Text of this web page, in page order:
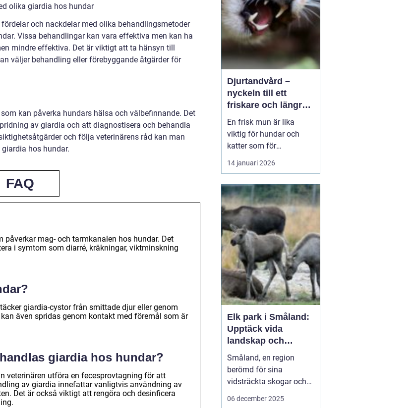
olika giardia hos hundar
och nackdelar med olika behandlingsmetoder
Vissa behandlingar kan vara effektiva men kan ha
mindre effektiva. Det är viktigt att ta hänsyn till
väljer behandling eller förebyggande åtgärder för
kan påverka hundars hälsa och välbefinnande. Det
av giardia och att diagnostisera och behandla
och följa veterinärens råd kan man
hos hundar.
FAQ
mag- och tarmkanalen hos hundar. Det
i symtom som diarré, kräkningar, viktminskning
giardia-cystor från smittade djur eller genom
även spridas genom kontakt med föremål som är
giardia hos hundar?
veterinären utföra en fecesprovtagning för att
av giardia innefattar vanligtvis användning av
Det är också viktigt att rengöra och desinficera
man hjälpa sitt djur på
vägen in till kliniken? I
Väx...
Djurtandvård –
nyckeln till ett
friskare och längre
liv för hund och katt
En frisk mun är lika
viktig för hundar och
katter som för
människor. Ändå
hamnar tänderna ofta
attgöralistan när man
lever vardagsliv med sitt
djur. Fokus ligger gärna
p&arin...
14 januari 2026
Elk park i Småland:
Upptäck vida
landskap och
majestätiska älgar
Småland, en region
berömd för sina
vidsträckta skogar och
glittrande sjöar, har mer
06 december 2025